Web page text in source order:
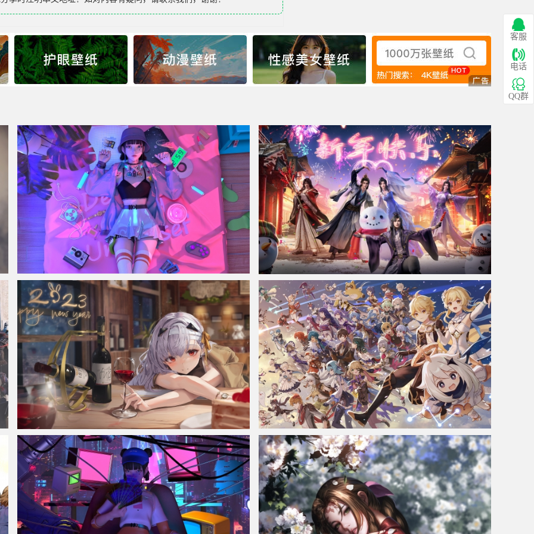
赛博朋克风格奇幻少女 集原美电脑4k壁纸3840x2160 动画 仙逆 新年快乐 4K高清壁纸
红眼睛 动漫女孩 葡萄酒 酒杯 蛋糕 2023新年 4k壁纸 原神人物角色大全4k动漫壁纸
客服
电话
QQ群